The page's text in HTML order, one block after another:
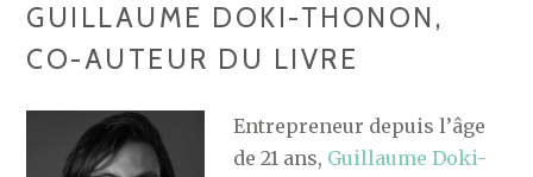
GUILLAUME DOKI-THONON,
CO-AUTEUR DU LIVRE
Entrepreneur depuis l’âge
de 21 ans, Guillaume Doki-